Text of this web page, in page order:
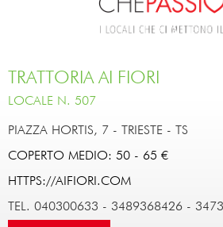
TRATTORIA AI FIORI
LOCALE N. 507
PIAZZA HORTIS, 7 - TRIESTE -
TS
COPERTO MEDIO: 50 - 65 €
HTTPS://AIFIORI.COM
TEL. 040300633 - 3489368426 -